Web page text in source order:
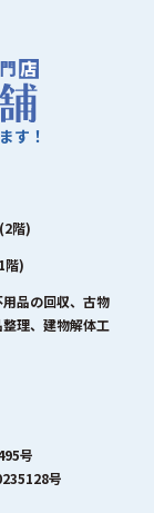
す！
階)
階)
品の回収、古物
理、建物解体工
号
号